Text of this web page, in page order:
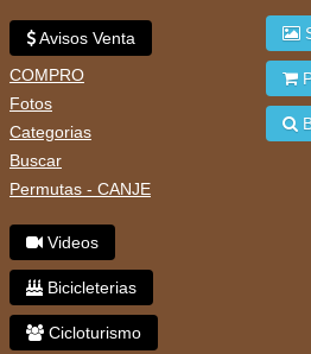
Avisos Venta
COMPRO
Fotos
Categorias
Buscar
Permutas - CANJE
Videos
Bicicleterias
Cicloturismo